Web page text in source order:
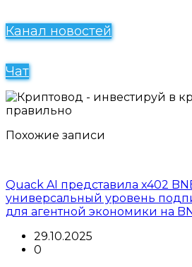
Канал новостей
Чат
Похожие записи
Quack AI представила x402
универсальный уровень
для агентной экономики на
29.10.2025
0